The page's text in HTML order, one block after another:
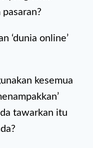
‘dunia online’
kesemua
tawarkan itu